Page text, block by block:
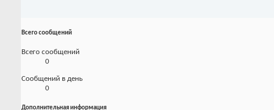
Всего сообщений
Всего сообщений
0
Сообщений в день
0
Дополнительная информация